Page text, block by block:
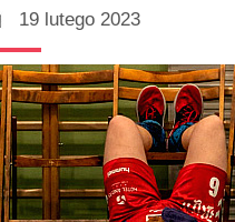
19 lutego 2023